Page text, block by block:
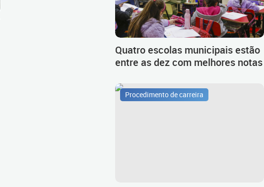
Quatro escolas municipais estão
entre as dez com melhores notas
Procedimento de carreira